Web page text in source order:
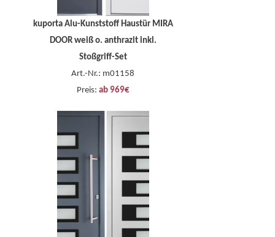
kuporta Alu-Kunststoff Haustür MIRA
DOOR weiß o. anthrazit inkl.
Stoßgriff-Set
Art.-Nr.: m01158
Preis: ab 969€